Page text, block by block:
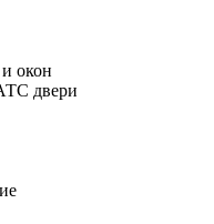
окон
двери